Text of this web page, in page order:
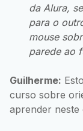
da Alura,
para o
mouse
parede ao
Guilherme:
curso sobre
aprender neste